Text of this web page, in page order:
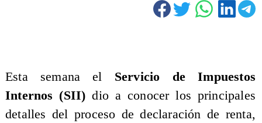
Esta semana el Servicio de Impuestos
Internos (SII) dio a conocer los principales
detalles del proceso de declaración de renta,